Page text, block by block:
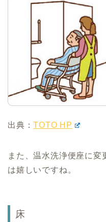
出典：TOTO HP
また、温水洗浄便座に変
は嬉しいですね。
床